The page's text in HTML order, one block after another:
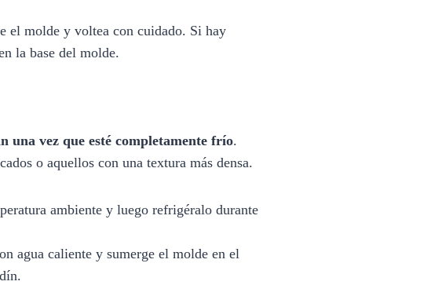
el molde y voltea con cuidado. Si hay
la base del molde.
una vez que esté completamente frío.
o aquellos con una textura más densa.
ambiente y luego refrigéralo durante
agua caliente y sumerge el molde en el